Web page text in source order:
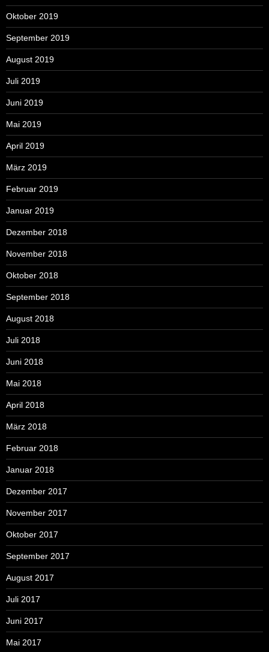
Oktober 2019
September 2019
August 2019
Juli 2019
Juni 2019
Mai 2019
April 2019
März 2019
Februar 2019
Januar 2019
Dezember 2018
November 2018
Oktober 2018
September 2018
August 2018
Juli 2018
Juni 2018
Mai 2018
April 2018
März 2018
Februar 2018
Januar 2018
Dezember 2017
November 2017
Oktober 2017
September 2017
August 2017
Juli 2017
Juni 2017
Mai 2017